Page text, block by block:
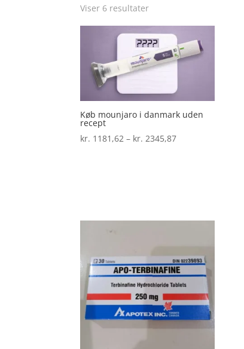
Viser 6 resultater
Køb mounjaro i danmark uden
recept
kr. 1181,62 – kr. 2345,87Prisinterval: